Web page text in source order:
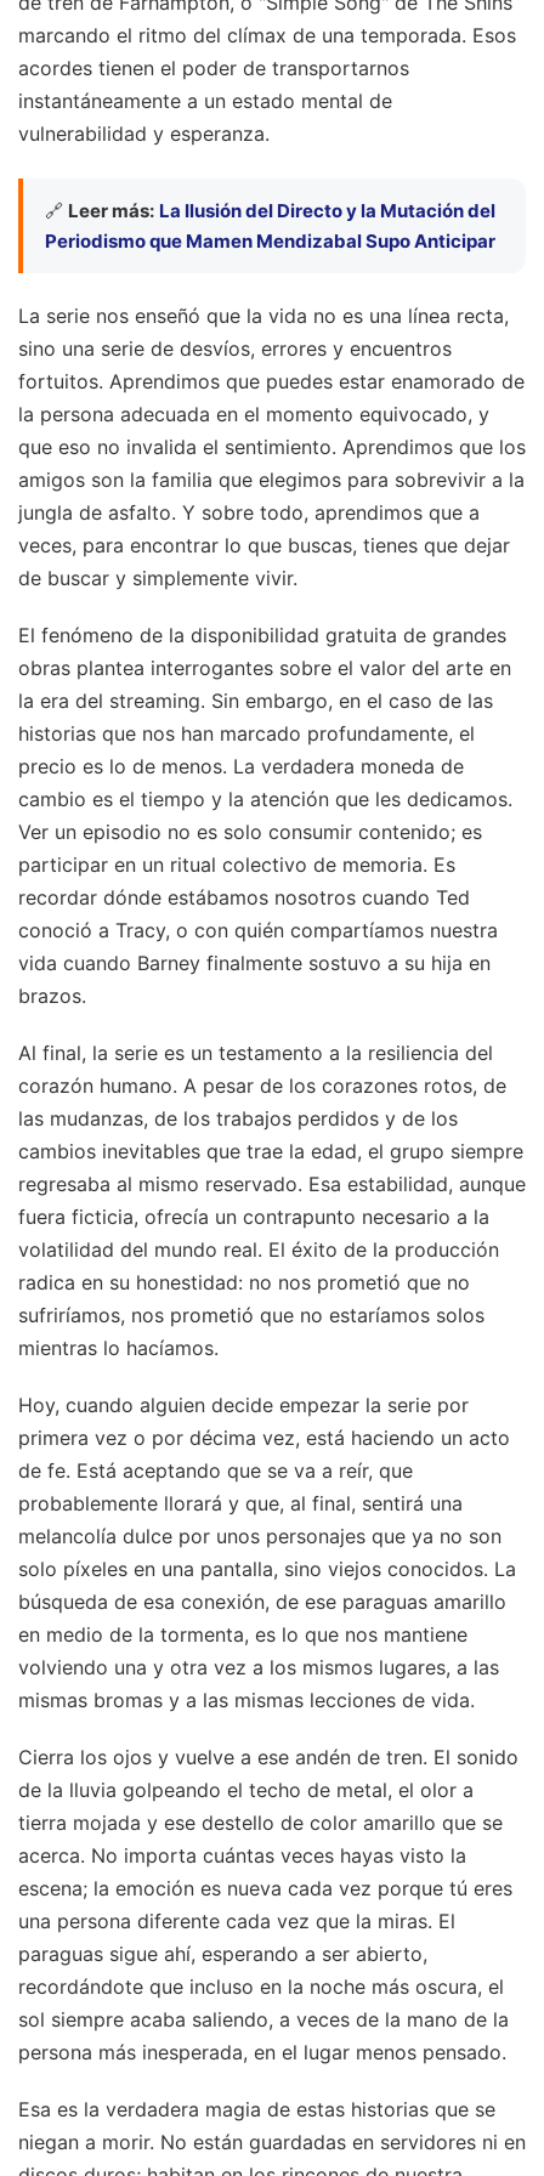
marcando el ritmo del clímax de una temporada. Esos
acordes tienen el poder de transportarnos
instantáneamente a un estado mental de
vulnerabilidad y esperanza.
🔗 Leer más: La Ilusión del Directo y la Mutación del
Periodismo que Mamen Mendizabal Supo Anticipar
La serie nos enseñó que la vida no es una línea recta,
sino una serie de desvíos, errores y encuentros
fortuitos. Aprendimos que puedes estar enamorado de
la persona adecuada en el momento equivocado, y
que eso no invalida el sentimiento. Aprendimos que los
amigos son la familia que elegimos para sobrevivir a la
jungla de asfalto. Y sobre todo, aprendimos que a
veces, para encontrar lo que buscas, tienes que dejar
de buscar y simplemente vivir.
El fenómeno de la disponibilidad gratuita de grandes
obras plantea interrogantes sobre el valor del arte en
la era del streaming. Sin embargo, en el caso de las
historias que nos han marcado profundamente, el
precio es lo de menos. La verdadera moneda de
cambio es el tiempo y la atención que les dedicamos.
Ver un episodio no es solo consumir contenido; es
participar en un ritual colectivo de memoria. Es
recordar dónde estábamos nosotros cuando Ted
conoció a Tracy, o con quién compartíamos nuestra
vida cuando Barney finalmente sostuvo a su hija en
brazos.
Al final, la serie es un testamento a la resiliencia del
corazón humano. A pesar de los corazones rotos, de
las mudanzas, de los trabajos perdidos y de los
cambios inevitables que trae la edad, el grupo siempre
regresaba al mismo reservado. Esa estabilidad, aunque
fuera ficticia, ofrecía un contrapunto necesario a la
volatilidad del mundo real. El éxito de la producción
radica en su honestidad: no nos prometió que no
sufriríamos, nos prometió que no estaríamos solos
mientras lo hacíamos.
Hoy, cuando alguien decide empezar la serie por
primera vez o por décima vez, está haciendo un acto
de fe. Está aceptando que se va a reír, que
probablemente llorará y que, al final, sentirá una
melancolía dulce por unos personajes que ya no son
solo píxeles en una pantalla, sino viejos conocidos. La
búsqueda de esa conexión, de ese paraguas amarillo
en medio de la tormenta, es lo que nos mantiene
volviendo una y otra vez a los mismos lugares, a las
mismas bromas y a las mismas lecciones de vida.
Cierra los ojos y vuelve a ese andén de tren. El sonido
de la lluvia golpeando el techo de metal, el olor a
tierra mojada y ese destello de color amarillo que se
acerca. No importa cuántas veces hayas visto la
escena; la emoción es nueva cada vez porque tú eres
una persona diferente cada vez que la miras. El
paraguas sigue ahí, esperando a ser abierto,
recordándote que incluso en la noche más oscura, el
sol siempre acaba saliendo, a veces de la mano de la
persona más inesperada, en el lugar menos pensado.
Esa es la verdadera magia de estas historias que se
niegan a morir. No están guardadas en servidores ni en